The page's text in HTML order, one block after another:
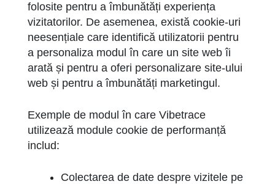
folosite pentru a îmbunătăți experiența
vizitatorilor. De asemenea, există cookie-uri
neesențiale care identifică utilizatorii pentru
a personaliza modul în care un site web îi
arată și pentru a oferi personalizare site-ului
web și pentru a îmbunătăți marketingul.
Exemple de modul în care Vibetrace
utilizează module cookie de performanță
includ:
Colectarea de date despre vizitele pe